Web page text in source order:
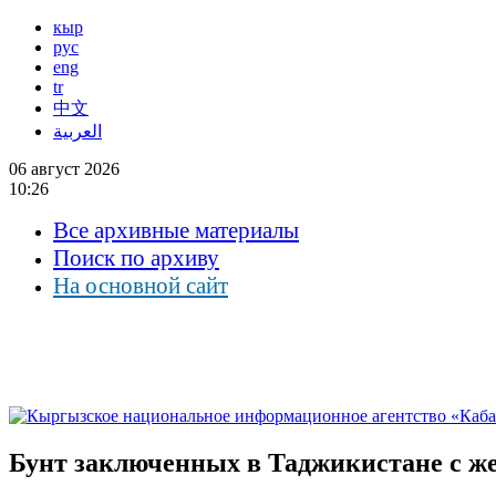
кыр
рус
eng
tr
中文
العربية
06 август 2026
10:26
Все архивные материалы
Поиск по архиву
На основной сайт
Бунт заключенных в Таджикистане с